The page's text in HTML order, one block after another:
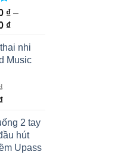
₫–
₫
nhi
Music
2 tay
hút
Upass